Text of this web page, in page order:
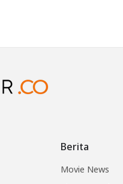
Berita
Movie News